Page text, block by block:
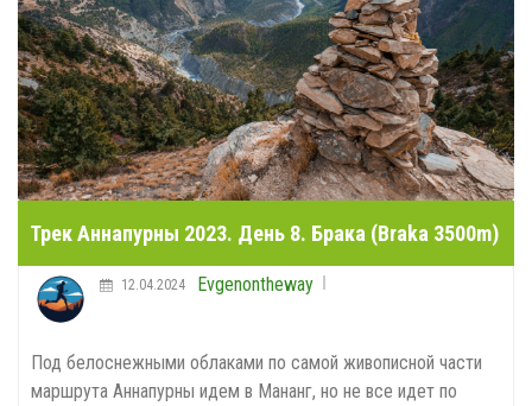
Трек Аннапурны 2023. День 8. Брака (Braka 3500m)
Evgenontheway
12.04.2024
Под белоснежными облаками по самой живописной части
маршрута Аннапурны идем в Мананг, но не все идет по